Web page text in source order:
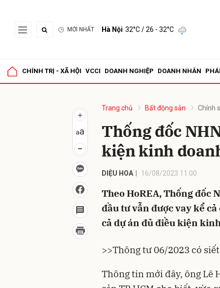
MỚI NHẤT Hà Nội 32°C/ 26 - 32°C
CHÍNH TRỊ - XÃ HỘI VCCI DOANH NGHIỆP DOANH NHÂN
Trang chủ Bất động sản Chính
Thống đốc
kiện kinh
DIỆU HOA 16/08/2023 11:00
Theo HoREA, Thống đốc
đầu tư vẫn được vay kể
cả dự án đủ điều kiện
>>Thông tư 06/2023 có
Thông tin mới đây, ông Lê